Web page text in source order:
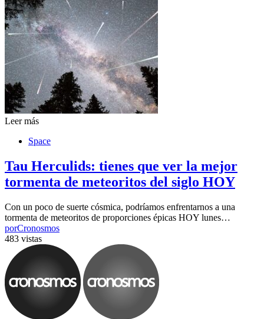
Leer más
Space
Tau Herculids: tienes que ver la mejor
tormenta de meteoritos del siglo HOY
Con un poco de suerte cósmica, podríamos enfrentarnos a una
tormenta de meteoritos de proporciones épicas HOY lunes…
porCronosmos
483 vistas